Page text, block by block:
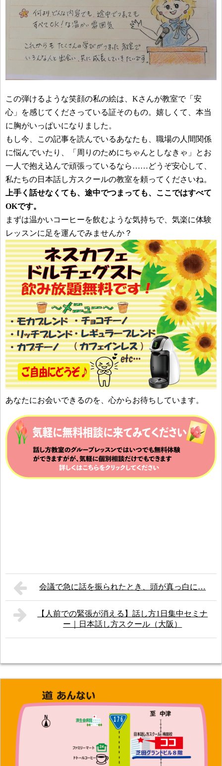
この弾けるような笑顔の私の絵は、Kさんが教室で「安
心」を感じてくださっている証そのもの。嬉しくて、本当
に胸がいっぱいになりました。
もし今、この記事を読んでいるあなたも、職場の人間関係
に悩んでいたり、「周りのためにちゃんとしなきゃ」とお
一人で抱え込んで頑張っているなら……どうぞ安心して、
私たちの日本話し方スクールの教室を頼ってくださいね。
上手く話せなくても、途中でつまっても、ここではすべて
OKです。
まずは温かいコーヒーを飲むような気持ちで、気楽に体験
レッスンに足を運んでみませんか？
あなたにお会いできるのを、心からお待ちしています。
会議で急に話を振られたとき、頭が真っ白に…
【人前での緊張が消える】話し方1日集中セミナ
ー｜日本話し方スクール（大阪）